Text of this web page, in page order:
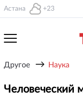
Астана +23
Другое → Наука
Человеческий